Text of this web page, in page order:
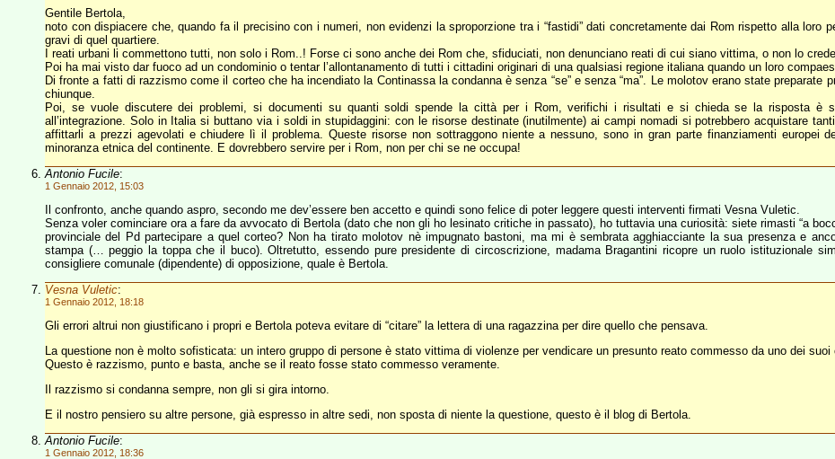
Gentile Bertola,
noto con dispiacere che, quando fa il precisino con i numeri, non evidenzi la sproporzione tra i “fastidi” dati concretamente dai Rom rispetto alla loro
gravi di quel quartiere.
I reati urbani li commettono tutti, non solo i Rom..! Forse ci sono anche dei Rom che, sfiduciati, non denunciano reati di cui siano vittima, o non lo
Poi ha mai visto dar fuoco ad un condominio o tentar l’allontanamento di tutti i cittadini originari di una qualsiasi regione italiana quando un loro
Di fronte a fatti di razzismo come il corteo che ha incendiato la Continassa la condanna è senza “se” e senza “ma”. Le molotov erano state preparate
chiunque.
Poi, se vuole discutere dei problemi, si documenti su quanti soldi spende la città per i Rom, verifichi i risultati e si chieda se la risposta è
all’integrazione. Solo in Italia si buttano via i soldi in stupidaggini: con le risorse destinate (inutilmente) ai campi nomadi si potrebbero acquistare
affittarli a prezzi agevolati e chiudere lì il problema. Queste risorse non sottraggono niente a nessuno, sono in gran parte finanziamenti europei
minoranza etnica del continente. E dovrebbero servire per i Rom, non per chi se ne occupa!
Antonio Fucile:
1 Gennaio 2012, 15:03
Il confronto, anche quando aspro, secondo me dev’essere ben accetto e quindi sono felice di poter leggere questi interventi firmati Vesna Vuletic.
Senza voler cominciare ora a fare da avvocato di Bertola (dato che non gli ho lesinato critiche in passato), ho tuttavia una curiosità: siete rimasti “a
provinciale del Pd partecipare a quel corteo? Non ha tirato molotov nè impugnato bastoni, ma mi è sembrata agghiacciante la sua presenza e
stampa (… peggio la toppa che il buco). Oltretutto, essendo pure presidente di circoscrizione, madama Bragantini ricopre un ruolo istituzionale
consigliere comunale (dipendente) di opposizione, quale è Bertola.
Vesna Vuletic:
1 Gennaio 2012, 18:18
Gli errori altrui non giustificano i propri e Bertola poteva evitare di “citare” la lettera di una ragazzina per dire quello che pensava.
La questione non è molto sofisticata: un intero gruppo di persone è stato vittima di violenze per vendicare un presunto reato commesso da uno dei suoi
Questo è razzismo, punto e basta, anche se il reato fosse stato commesso veramente.
Il razzismo si condanna sempre, non gli si gira intorno.
E il nostro pensiero su altre persone, già espresso in altre sedi, non sposta di niente la questione, questo è il blog di Bertola.
Antonio Fucile:
1 Gennaio 2012, 18:36